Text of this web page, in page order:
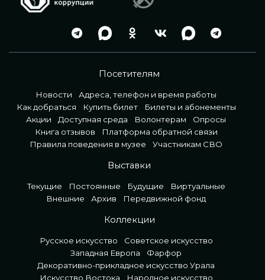
Посетителям
Новости
Адреса, телефон и время работы
Как добраться
Купить билет
Билеты и абонементы
Акции
Доступная среда Волонтерам
Опросы
Книга отзывов
Платформа обратной связи
Правила поведения в музее
Участникам СВО
Выставки
Текущие Постоянные Будущие
Виртуальные
Внешние
Архив Передвижной фонд
Коллекции
Русское искусство
Советское искусство
Западная Европа
Фарфор
Декоративно-прикладное искусство Урала
Искусство Востока
Народное искусство